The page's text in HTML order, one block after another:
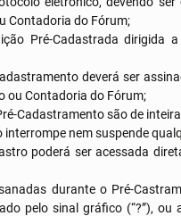
Contadoria do Fórum;
Pré-Cadastrada dirigida
deverá ser
ou Contadoria do Fórum;
Cadastramento são de
interrompe nem suspende
poderá ser acessada
durante o Pré-
pelo sinal gráfico (“?”),